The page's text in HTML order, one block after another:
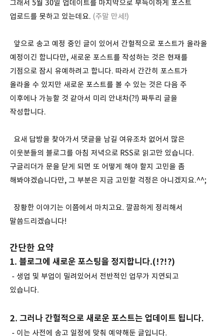
그래서 5월 30일 업데이트를 마지막으로 부득이하게 포스트
업로드를 못하고 있는데요. (주말 만세!)
앞으로 송고 예정 중인 글이 있어서 간헐적으로 포스트가 올라올
예정이긴 합니다만, 새로운 포스트를 작성하는 것은 현재를
기점으로 잠시 유예하려고 합니다. 따라서 간간히 포스트가
올라올 수 있지만 새로운 포스트를 볼 수 있는 것은 다음 주
이후에나 가능할 것 같아서 미리 안내차(?!) 짜투리 글을
작성합니다.
요새 답방을 찾아가서 댓글을 남길 여유조차 없어서 많은
이웃분들의 블로그를 아침 저녁으로 RSS로 읽고만 있습니다.
구글리더가 문을 닫게 되면 또 어떻게 해야 할지 고민을 좀
해봐야겠습니다만, 그 부분은 지금 고민할 걱정은 아니겠지요.^^;
장황한 이야기는 이쯤에서 마치고요. 깔끔하게 정리해서
말씀드리겠습니다!
간단한 요약
1. 블로그에 새로운 포스팅을 정지합니다.(!?!?)
- 생업 및 부업이 밀려있어서 전반적인 업무가 지연되고
있습니다.
2. 그러나 간헐적으로 새로운 포스트는 업데이트 됩니다.
- 이는 사전에 송고 일정에 맞춰 예약해둔 글입니다.